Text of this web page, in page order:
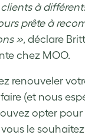
à
prête à
», déclare
chez MOO.
renouveler
(et nous
opter
le